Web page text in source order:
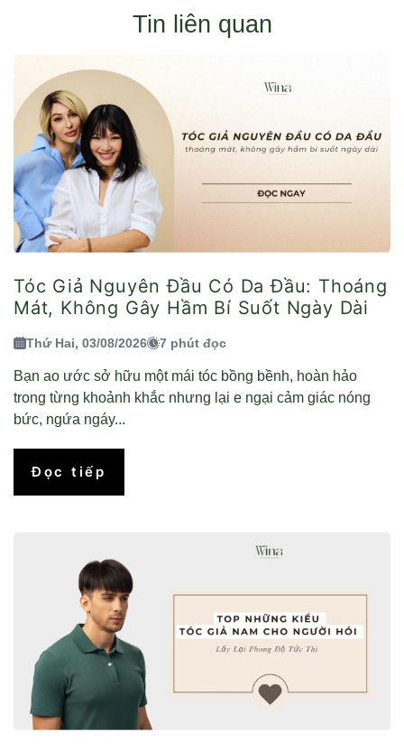
Tin liên quan
Tóc Giả Nguyên Đầu Có Da Đầu: Thoáng
Mát, Không Gây Hầm Bí Suốt Ngày Dài
Thứ Hai, 03/08/2026 7 phút đọc
Bạn ao ước sở hữu một mái tóc bồng bềnh, hoàn hảo
trong từng khoảnh khắc nhưng lại e ngại cảm giác nóng
bức, ngứa ngáy...
Đọc tiếp